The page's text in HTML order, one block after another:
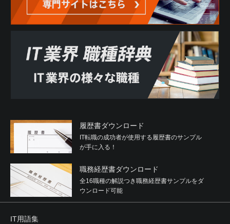
履歴書ダウンロード
IT転職の成功者が使用する履歴書のサンプル
が手に入る！
職務経歴書ダウンロード
全16職種の解説つき職務経歴書サンプルをダ
ウンロード可能
IT用語集